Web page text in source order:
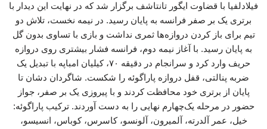
فیلادلفیا با قضاوت ایگور تانتاشف برگزار شد که در نهایت این دیدار با
برتری یک بر صفر فرانسه به پایان رسید. در نیمه نخست، تلاش دو
تیم برای باز کردن دروازه‌ها ثمری نداشت و بازی با تساوی بدون گل
به پایان رسید. با آغاز نیمه دوم، فرانسه فشار بیشتری روی دروازه
حریف وارد کرد و سرانجام در دقیقه ۷۰، کیلیان امباپه با تبدیل یک
ضربه پنالتی، قفل دروازه پاراگوئه را شکست. شاگردان دشان تا
پایان از برتری خود محافظت کردند و با پیروزی یک بر صفر، جواز
حضور در مرحله یک‌چهارم نهایی را به دست آوردند. ترکیب پاراگوئه:
خیل، عمر آلدرته، آلمیرون، آلونسو، کاسرس، کوباس، انسیسو،